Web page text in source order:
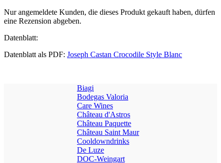
Nur angemeldete Kunden, die dieses Produkt gekauft haben, dürfen
eine Rezension abgeben.
Datenblatt:
Datenblatt als PDF: Joseph Castan Crocodile Style Blanc
Biagi
Bodegas Valoria
Care Wines
Château d'Astros
Château Paquette
Château Saint Maur
Cooldowndrinks
De Luze
DOC-Weingart